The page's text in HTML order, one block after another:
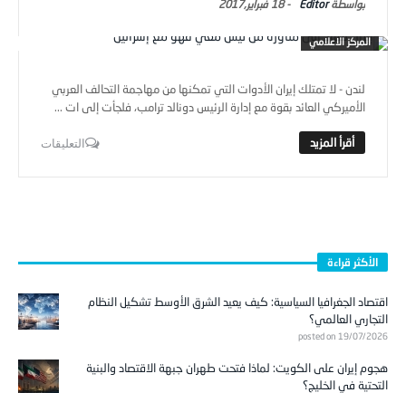
Editor
-18 فبراير,2017
المركز الاعلامي
لندن - لا تمتلك إيران الأدوات التي تمكنها من مهاجمة التحالف العربي
الأميركي العائد بقوة مع إدارة الرئيس دونالد ترامب، فلجأت إلى ات ...
التعليقات
الأكثر قراءة
اقتصاد الجغرافيا السياسية: كيف يعيد الشرق الأوسط تشكيل النظام
التجاري العالمي؟
posted on 19/07/2026
هجوم إيران على الكويت: لماذا فتحت طهران جبهة الاقتصاد والبنية
التحتية في الخليج؟